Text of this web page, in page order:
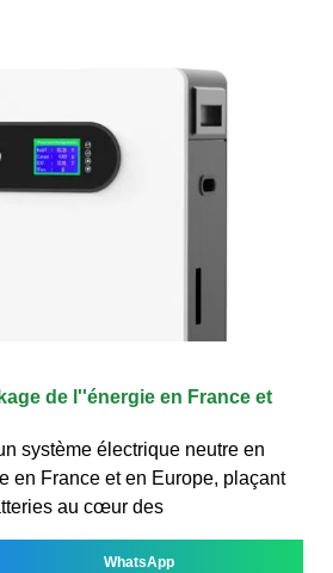
de l''énergie en France et
système électrique neutre en
en France et en Europe, plaçant
au cœur des
WhatsApp